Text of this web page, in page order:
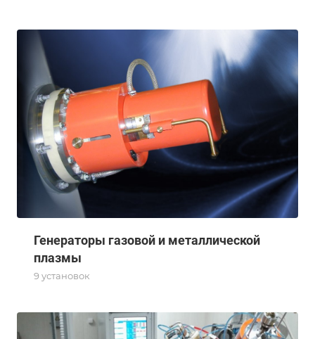
Генераторы газовой и металлической
плазмы
9 установок